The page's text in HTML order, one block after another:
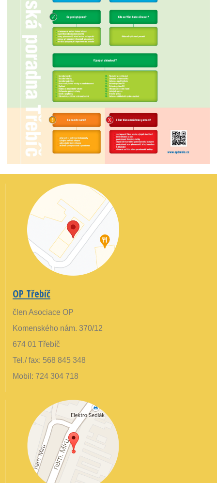
OP Třebíč
člen Asociace OP
Komenského nám. 370/12
674 01 Třebíč
Tel./ fax: 568 845 348
Mobil: 724 304 718